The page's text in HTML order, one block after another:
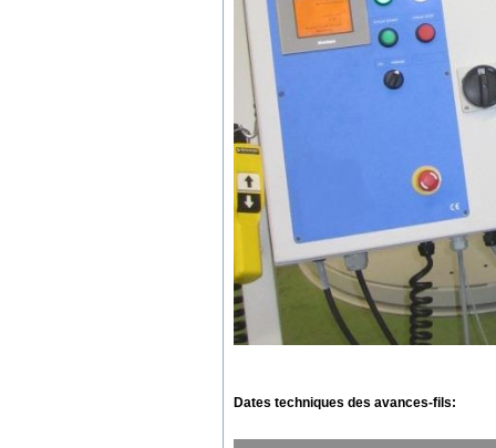
Dates techniques des avances-fils: